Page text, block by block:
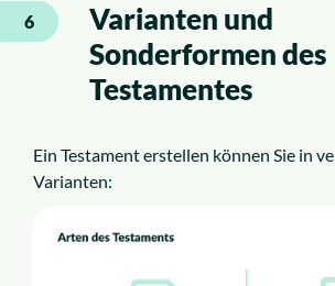
6
Varianten und
Sonderformen des
Testamentes
Ein Testament erstellen können Sie in
Varianten: